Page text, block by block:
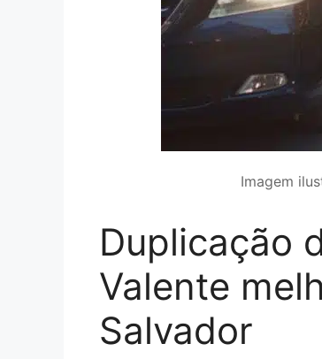
Imagem
Duplicação
Valente
Salvador